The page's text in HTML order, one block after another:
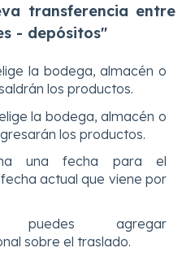
transferencia entre
- depósitos"
la bodega, almacén o
los productos.
la bodega, almacén o
los productos.
una fecha para el
actual que viene por
agregar
sobre el traslado.